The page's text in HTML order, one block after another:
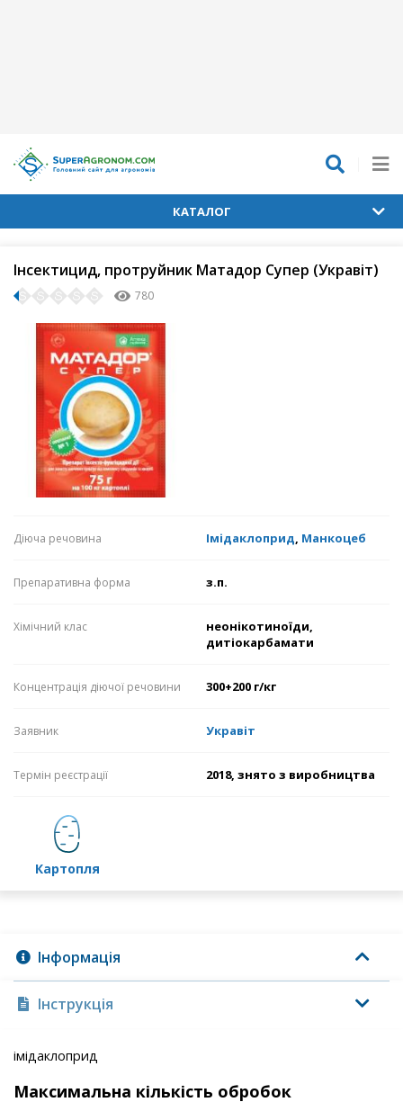
КАТАЛОГ
Інсектицид, протруйник Матадор Супер (Укравіт)
780
Діюча речовина Імідаклоприд, Манкоцеб
Препаративна форма з.п.
Хімічний клас
неонікотиноїди,
дитіокарбамати
Концентрація діючої речовини 300+200 г/кг
Заявник Укравіт
Термін реєстрації 2018, знято з виробництва
картопля
Інформація
Інструкція
імідаклоприд
Максимальна кількість обробок